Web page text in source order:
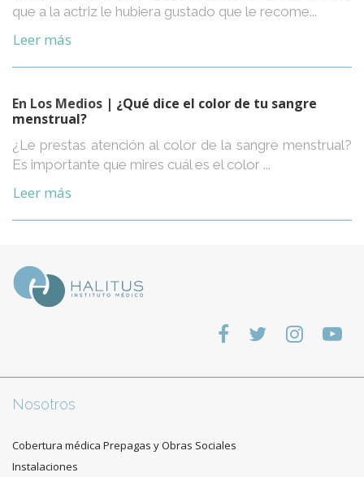
que a la actriz le hubiera gustado que le recome...
Leer más
En Los Medios | ¿Qué dice el color de tu sangre
menstrual?
¿Le prestas atención al color de la sangre menstrual?
Es importante que mires cuál es el color ...
Leer más
Nosotros
Cobertura médica Prepagas y Obras Sociales
Instalaciones